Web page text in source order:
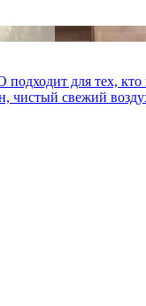
для тех, кто
чистый свежий